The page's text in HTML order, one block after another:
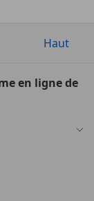
Haut
en ligne de